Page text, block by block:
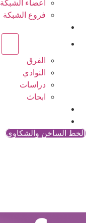
أعضاء الشبكة
فروع الشبكة
الفرق
النوادي
دراسات
ابحاث
الخط الساخن والشكاوي